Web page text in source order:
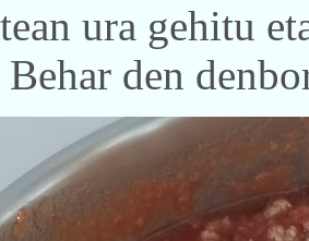
ura gehitu
den